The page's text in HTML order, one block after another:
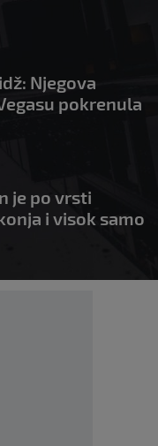
Njegova
pokrenula
je po vrsti
i visok samo